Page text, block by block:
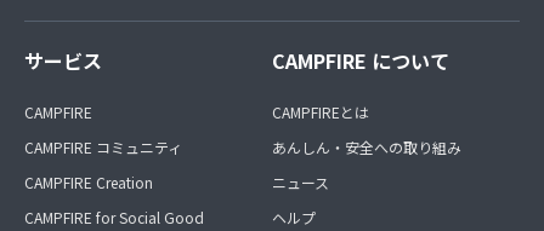
サービス
CAMPFIRE
CAMPFIRE コミュニティ
CAMPFIRE Creation
CAMPFIRE for Social Good
CAMPFIRE について
CAMPFIREとは
あんしん・安全への取り組み
ニュース
ヘルプ